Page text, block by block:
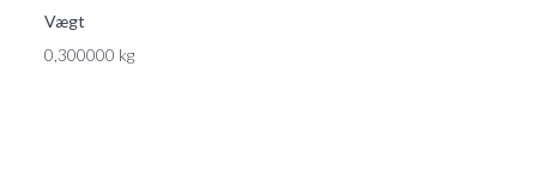
Vægt
0,300000 kg